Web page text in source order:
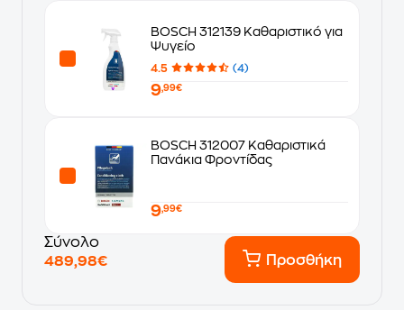
BOSCH 312139 Καθαριστικό για
Ψυγείο
4.5 (4)
9,99€
BOSCH 312007 Καθαριστικά
Πανάκια Φροντίδας
9,99€
Σύνολο
489,98€
Προσθήκη